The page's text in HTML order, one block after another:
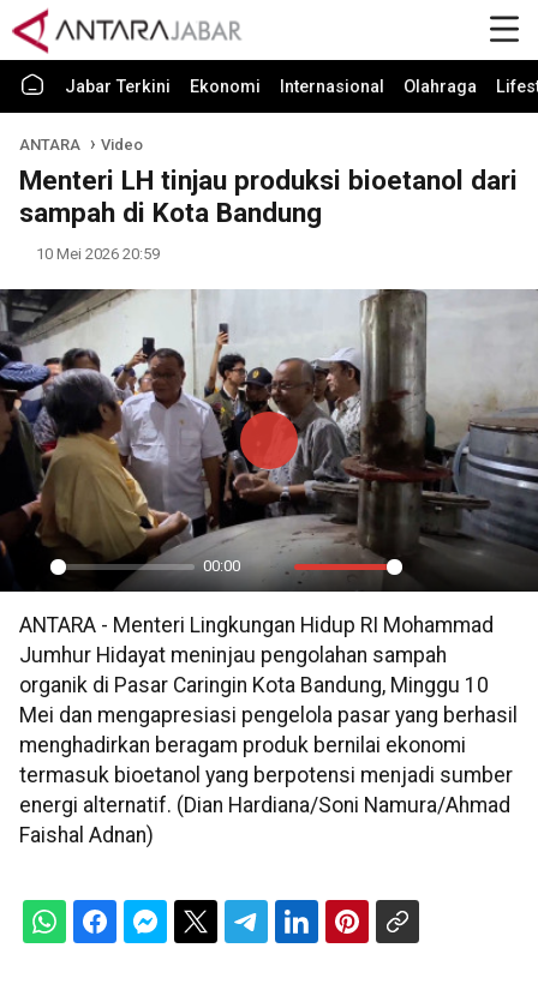
Jabar Terkini Ekonomi Internasional Olahraga
ANTARA Video
Menteri LH tinjau produksi bioetanol dari
sampah di Kota Bandung
10 Mei 2026 20:59
Play
00:00
Mute Settings
PIP
Play
ANTARA - Menteri Lingkungan Hidup RI Mohammad
Jumhur Hidayat meninjau pengolahan sampah
organik di Pasar Caringin Kota Bandung, Minggu 10
Mei dan mengapresiasi pengelola pasar yang berhasil
menghadirkan beragam produk bernilai ekonomi
termasuk bioetanol yang berpotensi menjadi sumber
energi alternatif. (Dian Hardiana/Soni Namura/Ahmad
Faishal Adnan)